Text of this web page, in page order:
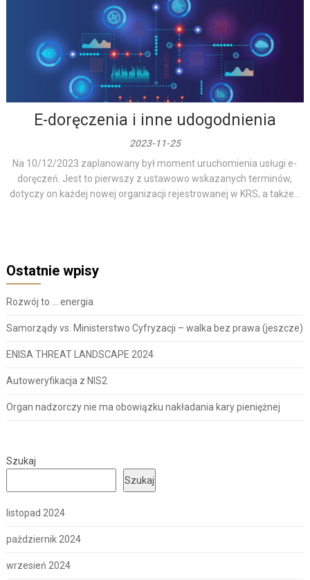
E-doręczenia i inne udogodnienia
2023-11-25
Na 10/12/2023 zaplanowany był moment uruchomienia usługi e-
doręczeń. Jest to pierwszy z ustawowo wskazanych terminów,
dotyczy on każdej nowej organizacji rejestrowanej w KRS, a także...
Ostatnie wpisy
Rozwój to … energia
Samorządy vs. Ministerstwo Cyfryzacji – walka bez prawa (jeszcze)
ENISA THREAT LANDSCAPE 2024
Autoweryfikacja z NIS2
Organ nadzorczy nie ma obowiązku nakładania kary pieniężnej
Szukaj
Szukaj
listopad 2024
październik 2024
wrzesień 2024